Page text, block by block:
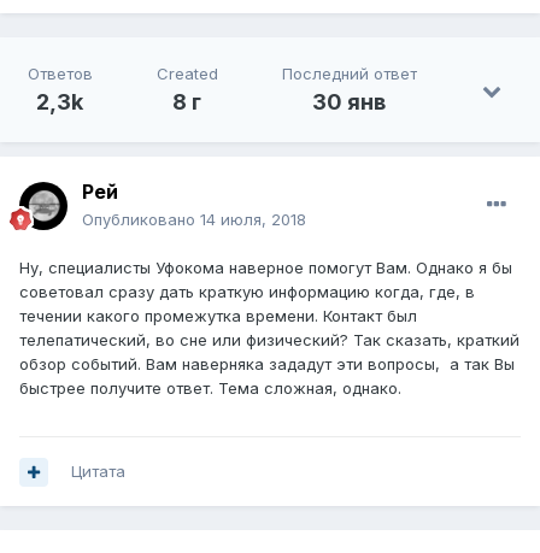
Ответов
2,3k
Created
8 г
Последний ответ
30 янв
Рей
Опубликовано 14 июля, 2018
Ну, специалисты Уфокома наверное помогут Вам. Однако я бы
советовал сразу дать краткую информацию когда, где, в
течении какого промежутка времени. Контакт был
телепатический, во сне или физический? Так сказать, краткий
обзор событий. Вам наверняка зададут эти вопросы, а так Вы
быстрее получите ответ. Тема сложная, однако.
Цитата